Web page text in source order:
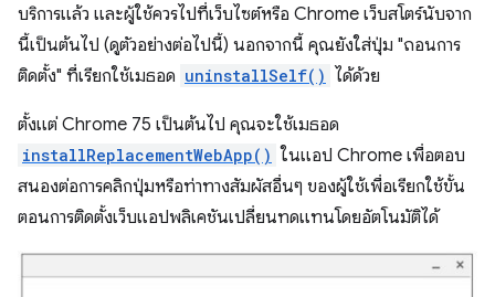
บริการแล้ว และผู้ใช้ควรไปที่เว็บไซต์หรือ Chrome เว็บสโตร์นับจาก
นี้เป็นต้นไป (ดูตัวอย่างต่อไปนี้) นอกจากนี้ คุณยังใส่ปุ่ม "ถอนการ
ติดตั้ง" ที่เรียกใช้เมธอด uninstallSelf() ได้ด้วย
ตั้งแต่ Chrome 75 เป็นต้นไป คุณจะใช้เมธอด
installReplacementWebApp() ในแอป Chrome เพื่อตอบ
สนองต่อการคลิกปุ่มหรือท่าทางสัมผัสอื่นๆ ของผู้ใช้เพื่อเรียกใช้ขั้น
ตอนการติดตั้งเว็บแอปพลิเคชันเปลี่ยนทดแทนโดยอัตโนมัติได้